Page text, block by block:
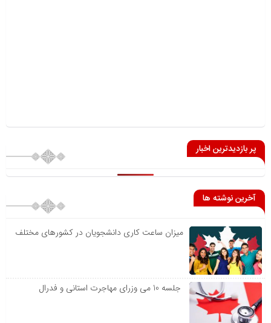
پر بازدیدترین اخبار
آخرین نوشته ها
میزان ساعت کاری دانشجویان در کشورهای مختلف
جلسه 10 می وزرای مهاجرت استانی و فدرال